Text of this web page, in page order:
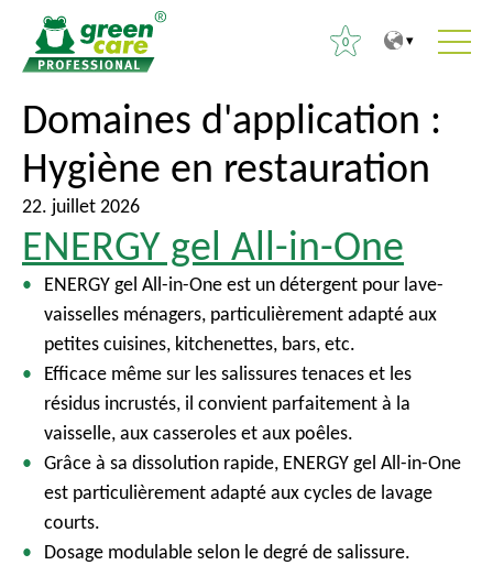
0
R
e
c
h
e
r
c
r
Domaines d'application :
Hygiène en restauration
22. juillet 2026
ENERGY gel All-in-One
ENERGY gel All-in-One est un détergent pour lave-
vaisselles ménagers, particulièrement adapté aux
petites cuisines, kitchenettes, bars, etc.
Efficace même sur les salissures tenaces et les
résidus incrustés, il convient parfaitement à la
vaisselle, aux casseroles et aux poêles.
Grâce à sa dissolution rapide, ENERGY gel All-in-One
est particulièrement adapté aux cycles de lavage
courts.
Dosage modulable selon le degré de salissure.